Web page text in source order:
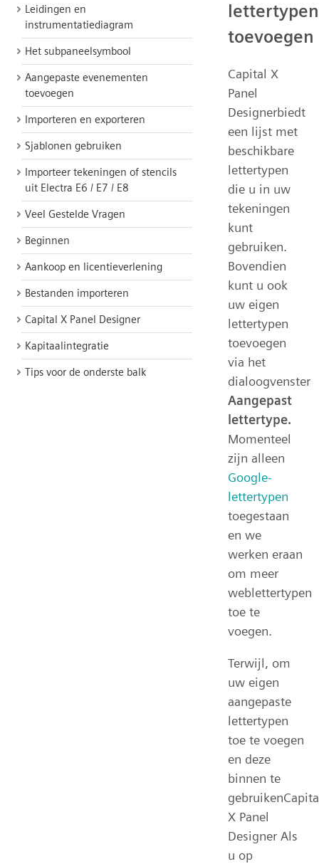
Leidingen en
instrumentatiediagram
Het subpaneelsymbool
Aangepaste evenementen
toevoegen
Importeren en exporteren
Sjablonen gebruiken
Importeer tekeningen of stencils
uit Electra E6 / E7 / E8
Veel Gestelde Vragen
Beginnen
Aankoop en licentieverlening
Bestanden importeren
Capital X Panel Designer
Kapitaalintegratie
Tips voor de onderste balk
lettertypen
toevoegen
Capital X
Panel
Designerbiedt
een lijst met
beschikbare
lettertypen
die u in uw
tekeningen
kunt
gebruiken.
Bovendien
kunt u ook
uw eigen
lettertypen
toevoegen
via het
dialoogvenster
Aangepast
lettertype.
Momenteel
zijn alleen
Google-
lettertypen
toegestaan
en we
werken eraan
om meer
weblettertypen
toe te
voegen.
Terwijl, om
uw eigen
aangepaste
lettertypen
toe te voegen
en deze
binnen te
X Panel
Designer Als
u op